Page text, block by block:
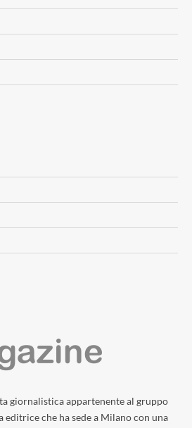
giornalistica appartenente al gruppo
editrice che ha sede a Milano con una